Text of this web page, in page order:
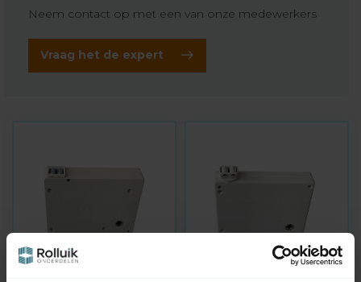
Neem contact op met een van onze medewerkers
Vraag het de expert